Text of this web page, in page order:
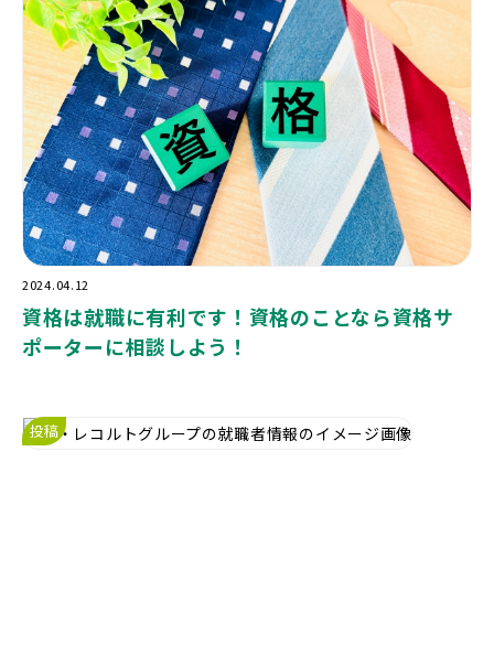
2024.04.12
資格は就職に有利です！資格のことなら資格サ
ポーターに相談しよう！
投稿